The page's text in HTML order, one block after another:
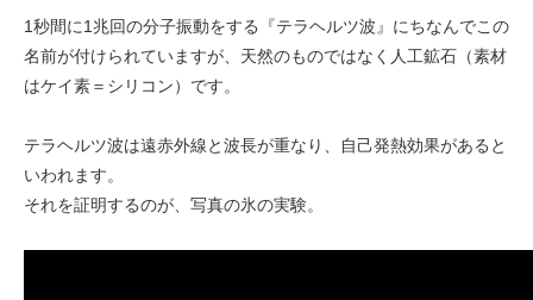
1秒間に1兆回の分子振動をする『テラヘルツ波』にちなんでこの
名前が付けられていますが、天然のものではなく人工鉱石（素材
はケイ素＝シリコン）です。
テラヘルツ波は遠赤外線と波長が重なり、自己発熱効果があると
いわれます。
それを証明するのが、写真の氷の実験。